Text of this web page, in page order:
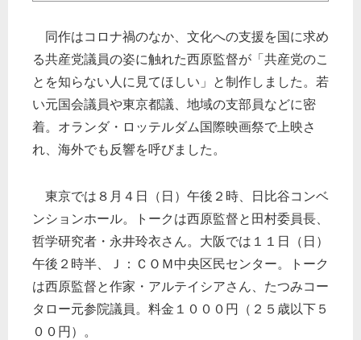
同作はコロナ禍のなか、文化への支援を国に求め
る共産党議員の姿に触れた西原監督が「共産党のこ
とを知らない人に見てほしい」と制作しました。若
い元国会議員や東京都議、地域の支部員などに密
着。オランダ・ロッテルダム国際映画祭で上映さ
れ、海外でも反響を呼びました。
東京では８月４日（日）午後２時、日比谷コンベ
ンションホール。トークは西原監督と田村委員長、
哲学研究者・永井玲衣さん。大阪では１１日（日）
午後２時半、Ｊ：ＣＯＭ中央区民センター。トーク
は西原監督と作家・アルテイシアさん、たつみコー
タロー元参院議員。料金１０００円（２５歳以下５
００円）。